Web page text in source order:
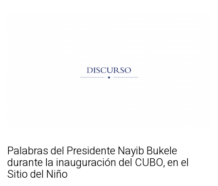
Palabras del Presidente Nayib Bukele
durante la inauguración del CUBO, en el
Sitio del Niño